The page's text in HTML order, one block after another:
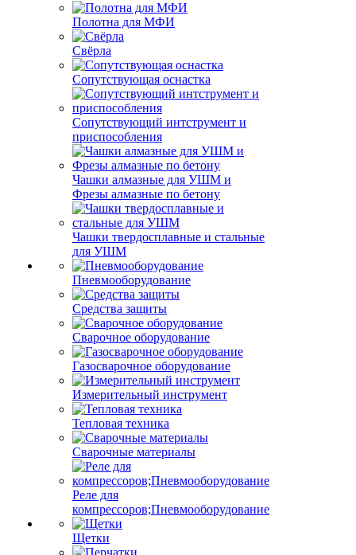
Полотна для МФИ
Свёрла
Сопутствующая оснастка
Сопутствующий интструмент и
приспособления
Чашки алмазные для УШМ и
Фрезы алмазные по бетону
Чашки твердосплавные и стальные
для УШМ
Пневмооборудование
Средства защиты
Сварочное оборудование
Газосварочное оборудование
Измерительный инструмент
Тепловая техника
Сварочные материалы
Реле для
компрессоров;Пневмооборудование
Щетки